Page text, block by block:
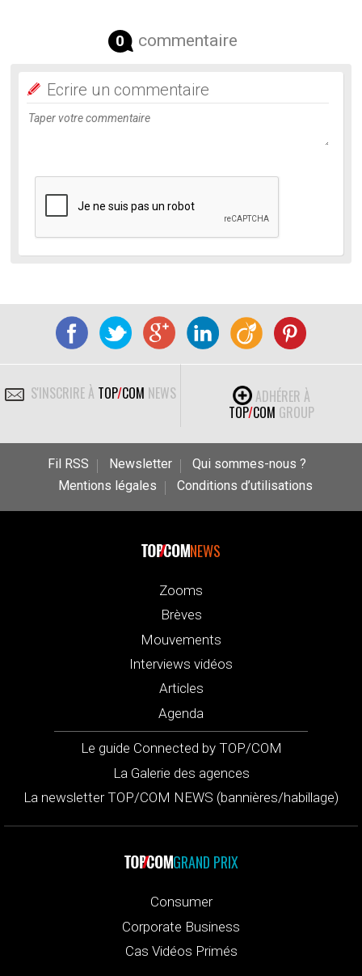
0 commentaire
Ecrire un commentaire
S'INSCRIRE À TOP/COM NEWS
ADHÉRER À
TOP/COM GROUP
Fil RSS Newsletter
Qui sommes-nous ?
Mentions légales
Conditions d’utilisations
NEWS
Zooms
Brèves
Mouvements
Interviews vidéos
Articles
Agenda
Le guide Connected by TOP/COM
La Galerie des agences
La newsletter TOP/COM NEWS (bannières/habillage)
GRAND PRIX
Consumer
Corporate Business
Cas Vidéos Primés